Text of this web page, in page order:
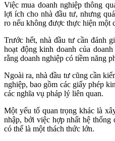
Việc mua doanh nghiệp thông
lợi ích cho nhà đầu tư, nhưng
ro nếu không được thực hiện một
Trước hết, nhà đầu tư cần đánh
hoạt động kinh doanh của
rằng doanh nghiệp có tiềm năng
Ngoài ra, nhà đầu tư cũng cần
nghiệp, bao gồm các giấy phép
các nghĩa vụ pháp lý liên quan.
Một yếu tố quan trọng khác là
nhập, bởi việc hợp nhất hệ
có thể là một thách thức lớn.